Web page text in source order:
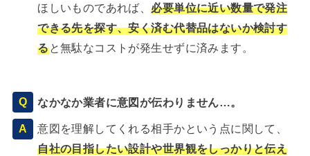
ほしいものであれば、 必要単位に近い数量で発注
できる先を探す、安く済む代替品はないか検討す
ると無駄なコストが発生せずに済みます。
なかなか業者に意図が伝わりません…。
意図を理解してくれる相手かという点に関して、
自社の目指したい設計や世界観をしっかりと伝え